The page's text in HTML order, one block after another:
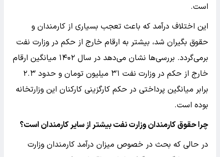
است.
این اختلاف درآمد که باعث تعجب بسیاری از کارمندان و
حقوق بگیران شد، بیشتر به ارقام خارج از حکم در وزارت نفت
برمی‌گردد. بررسی‌ها نشان می‌دهد در سال ۱۴۰۲ میانگین ارقام
خارج از حکم در وزارت نفت ۳۱ میلیون تومان و حدود ۲.۳
برابر میانگین پرداختی در حکم کارگزینی کارکنان این وزارتخانه
بوده است.
چرا حقوق کارمندان وزارت نفت بیشتر از سایر کارمندان است؟
در حالی که بحث در خصوص میزان درآمد کارمندان وزارت